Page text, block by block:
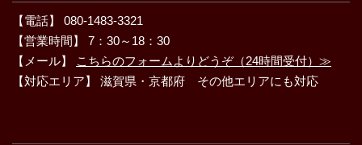
【電話】 080-1483-3321
【営業時間】 7：30～18：30
【メール】
こちらのフォームよりどうぞ（24時間受付）≫
【対応エリア】 滋賀県・京都府 その他エリアにも対応